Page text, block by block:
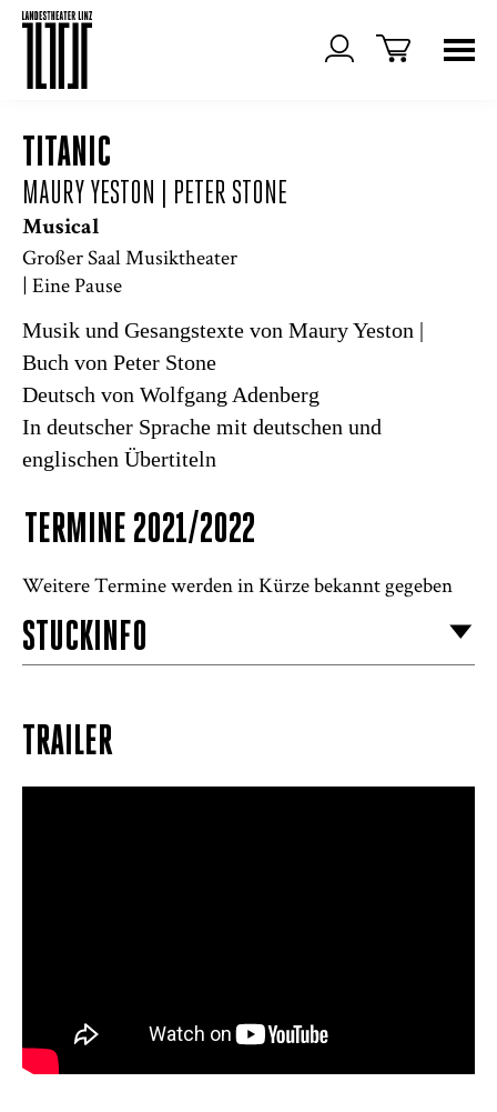
TITANIC
MAURY YESTON | PETER STONE
Musical
Großer Saal Musiktheater
| Eine Pause
Musik und Gesangstexte von Maury Yeston |
Buch von Peter Stone
Deutsch von Wolfgang Adenberg
In deutscher Sprache mit deutschen und
englischen Übertiteln
TERMINE 2021/2022
Weitere Termine werden in Kürze bekannt gegeben
STÜCKINFO
TRAILER